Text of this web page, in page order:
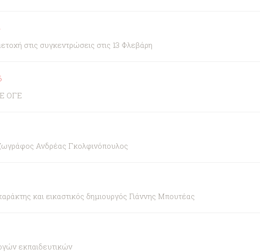
στις συγκεντρώσεις στις 13 Φλεβάρη
ΟΓΕ
Ανδρέας Γκολφινόπουλος
και εικαστικός δημιουργός Γιάννης Μπουτέας
εκπαιδευτικών